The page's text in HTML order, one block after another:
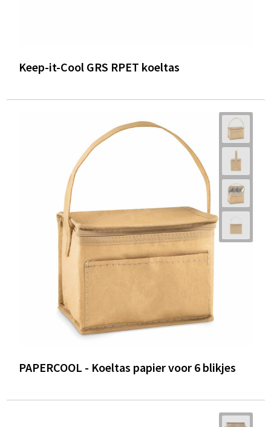
Keep-it-Cool GRS RPET koeltas
PAPERCOOL - Koeltas papier voor 6 blikjes